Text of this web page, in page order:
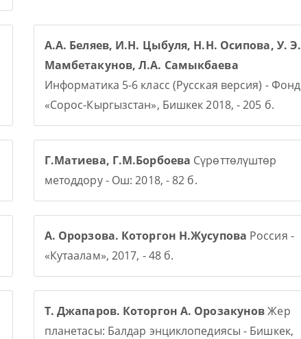
А.А. Беляев, И.Н. Цыбуля, Н.Н. Осипова, У. Э.
Мамбетакунов, Л.А. Самыкбаева
Информатика 5-6 класс (Русская версия) - Фонд
«Сорос-Кыргызстан», Бишкек 2018, - 205 б.
Г.Матиева, Г.М.Борбоева Сүрөттөлүштөр
методдору - Ош: 2018, - 82 б.
А. Орорзова. Которгон Н.Жусупова Россия -
«Кутаалам», 2017, - 48 б.
Т. Джапаров. Которгон А. ОрозакуновЖер
планетасы: Балдар энциклопедиясы - Бишкек,